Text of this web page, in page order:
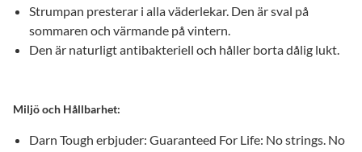
Strumpan presterar i alla väderlekar. Den är sval på
sommaren och värmande på vintern.
Den är naturligt antibakteriell och håller borta dålig lukt.
Miljö och Hållbarhet:
Darn Tough erbjuder: Guaranteed For Life: No strings. No